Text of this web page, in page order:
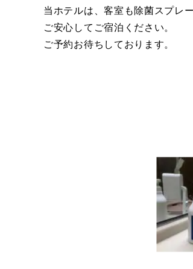
当ホテルは、客室も除菌スプレ
ご安心してご宿泊ください。
ご予約お待ちしております。